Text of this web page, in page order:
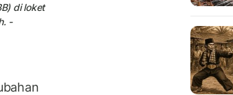
di loket
-